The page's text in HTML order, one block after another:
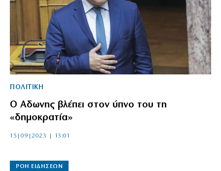
ΠΟΛΙΤΙΚΗ
Ο Αδωνης βλέπει στον ύπνο του τη
«δημοκρατία»
15|09|2023 | 13:01
ΡΟΗ ΕΙΔΗΣΕΩΝ